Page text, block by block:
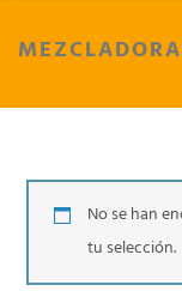
No se han
tu selección.